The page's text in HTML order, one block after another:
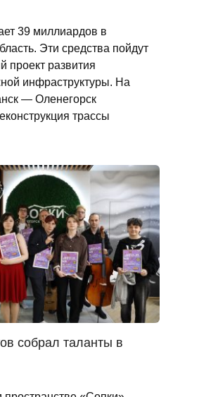
39 миллиардов в
Эти средства пойдут
проект развития
инфраструктуры. На
— Оленегорск
трассы
собрал таланты в